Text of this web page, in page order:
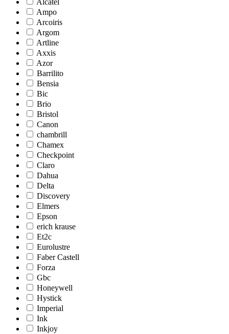
Alcatel
Ampo
Arcoiris
Argom
Artline
Axxis
Azor
Barrilito
Bensia
Bic
Brio
Bristol
Canon
chambrill
Chamex
Checkpoint
Claro
Dahua
Delta
Discovery
Elmers
Epson
erich krause
Et2c
Eurolustre
Faber Castell
Forza
Gbc
Honeywell
Hystick
Imperial
Ink
Inkjoy